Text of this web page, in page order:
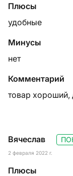
Плюсы
удобные
Минусы
нет
Комментарий
товар хороший,
Вячеслав
2 февраля 2022 г.
Плюсы